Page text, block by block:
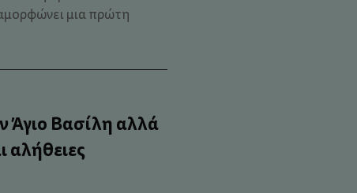
μια πρώτη
Άγιο Βασίλη αλλά
αλήθειες